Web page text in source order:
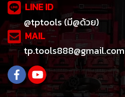
LINE ID
@tptools (มี@ด้วย)
MAIL
tp.tools888@gmail.com